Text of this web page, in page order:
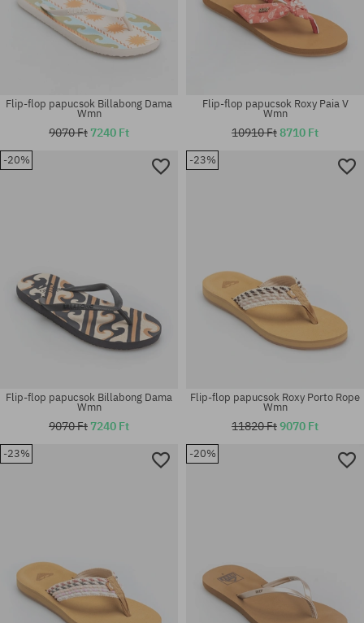
Elérhető méretek:
Elérhető méretek:
Elérhető méretek:
Flip-flop papucsok Billabong Dama
Wmn
9070 Ft 7240 Ft
Elérhető méretek:
Flip-flop papucsok Roxy Paia V
Wmn
10910 Ft8710 Ft
-20%
Flip-flop papucsok Billabong Dama
Wmn
9070 Ft 7240 Ft
-23%
Flip-flop papucsok Roxy Porto Rope
Wmn
11820 Ft9070 Ft
-23% -20%